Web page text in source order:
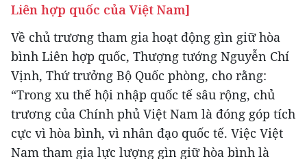
Liên hợp quốc của Việt Nam]
Về chủ trương tham gia hoạt động gìn giữ hòa
bình Liên hợp quốc, Thượng tướng Nguyễn Chí
Vịnh, Thứ trưởng Bộ Quốc phòng, cho rằng:
“Trong xu thế hội nhập quốc tế sâu rộng, chủ
trương của Chính phủ Việt Nam là đóng góp tích
cực vì hòa bình, vì nhân đạo quốc tế. Việc Việt
Nam tham gia lực lượng gìn giữ hòa bình là